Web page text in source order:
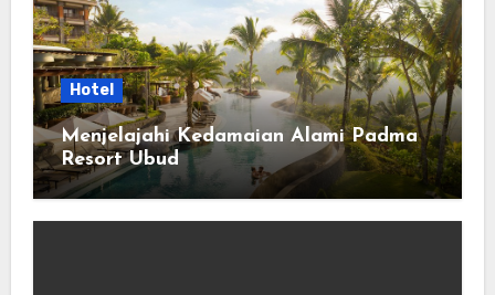
Hotel
Menjelajahi Kedamaian Alami Padma
Resort Ubud